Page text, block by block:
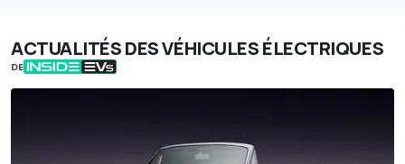
ACTUALITÉS DES VÉHICULES ÉLECTRIQUES
DE